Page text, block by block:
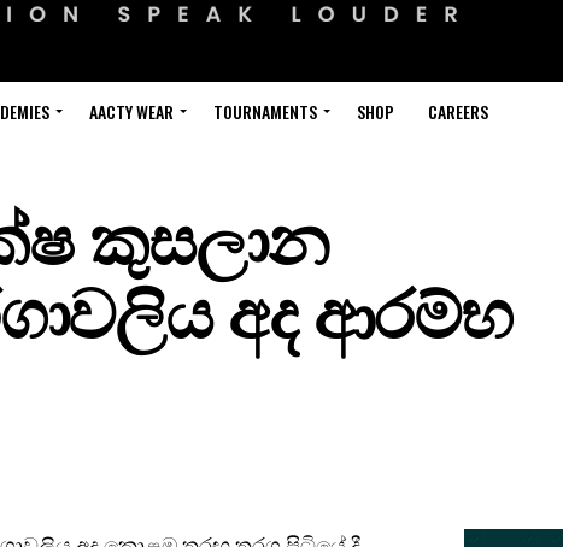
AACTY WEAR TOURNAMENTS SHOP CAREERS
කුසලාන
අද ආරම්භ